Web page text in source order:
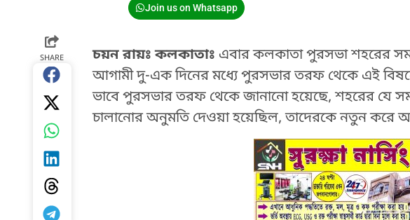
Join us on Whatsapp
SHARE চয়ন রায়ঃ কলকাতাঃ এবার কলকাতা পুরসভা শহরের সমস্ত
আগামী দু-এক দিনের মধ্যে পুরসভার তরফ থেকে এই বিষয়ে
ভাবে পুরসভার তরফ থেকে জানানো হয়েছে, শহরের যে
চালানোর অনুমতি দেওয়া হয়েছিল, তাদেরকে নতুন করে